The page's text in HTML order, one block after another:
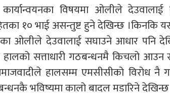
विषयमा ओलीले
१० भाई असन्तुष्ट हुने देखिन्छ ।किनकि
ओलीले देउवालाई सघाउने आधार पनि
सत्ताधारी गठबन्धनमै किचलो
हालसम्म एमसीसीको विरोध
भविष्यमा कालो बादल मडारिने देखिन्छ